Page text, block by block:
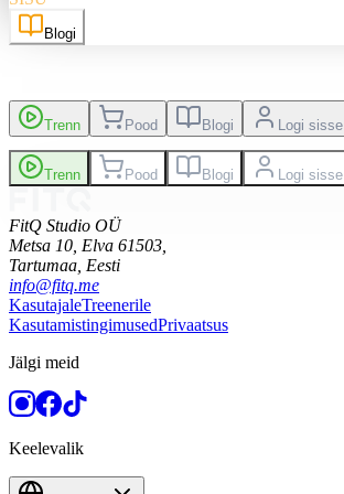
Blogi
Trenn Pood Blogi Logi sisse
Trenn Pood Blogi Logi sisse
FitQ Studio OÜ
Metsa 10, Elva 61503,
Tartumaa, Eesti
info@fitq.me
KasutajaleTreenerile
KasutamistingimusedPrivaatsus
Jälgi meid
Keelevalik